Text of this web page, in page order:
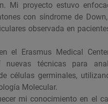
Mi proyecto estuvo
con síndrome de
observada en
el Erasmus Medical
nuevas técnicas para
células germinales,
Molecular.
mi conocimiento en el